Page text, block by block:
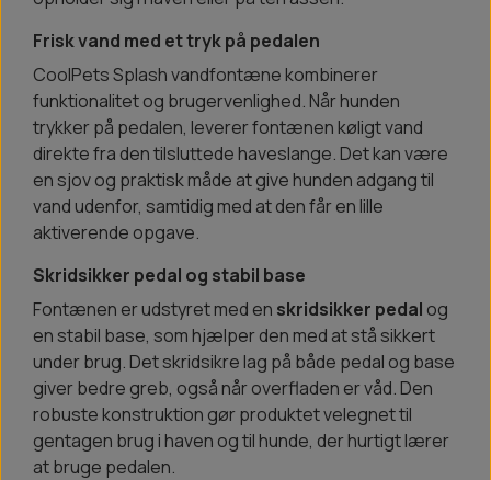
Frisk vand med et tryk på pedalen
CoolPets Splash vandfontæne kombinerer
funktionalitet og brugervenlighed. Når hunden
trykker på pedalen, leverer fontænen køligt vand
direkte fra den tilsluttede haveslange. Det kan være
en sjov og praktisk måde at give hunden adgang til
vand udenfor, samtidig med at den får en lille
aktiverende opgave.
Skridsikker pedal og stabil base
Fontænen er udstyret med en skridsikker pedal og
en stabil base, som hjælper den med at stå sikkert
under brug. Det skridsikre lag på både pedal og base
giver bedre greb, også når overfladen er våd. Den
robuste konstruktion gør produktet velegnet til
gentagen brug i haven og til hunde, der hurtigt lærer
at bruge pedalen.